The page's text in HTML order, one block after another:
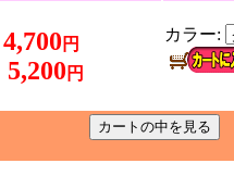
4,700 円
5,200 円
カラー: